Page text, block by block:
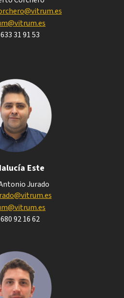
633 31 91 53
Este
Jurado
680 92 16 62